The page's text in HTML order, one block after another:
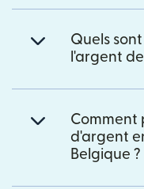
Quels
l'argent
Comment
d'argent
Belgique ?